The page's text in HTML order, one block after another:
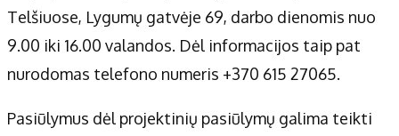
Telšiuose, Lygumų gatvėje 69, darbo dienomis nuo
9.00 iki 16.00 valandos. Dėl informacijos taip pat
nurodomas telefono numeris +370 615 27065.
Pasiūlymus dėl projektinių pasiūlymų galima teikti